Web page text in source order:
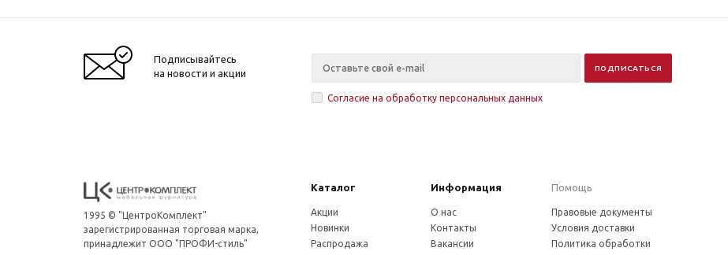
Подписывайтесь
на новости и акции
Согласие на обработку персональных данных
1995 © "ЦентроКомплект"
зарегистрированная торговая марка,
принадлежит ООО "ПРОФИ-стиль"
Каталог Информация Помощь
Акции
Новинки
Распродажа
О нас
Контакты
Вакансии
Правовые документы
Условия доставки
Политика обработки